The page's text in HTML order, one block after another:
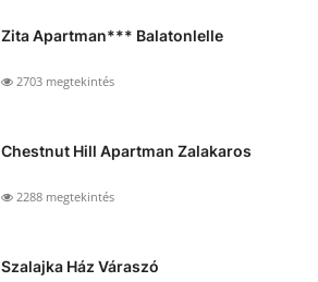
Zita Apartman*** Balatonlelle
2703 megtekintés
Chestnut Hill Apartman Zalakaros
2288 megtekintés
Szalajka Ház Váraszó